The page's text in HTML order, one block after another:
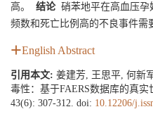
高。
结论硝苯地平在高血压孕
频数和死亡比例高的不良事件需
English Abstract
引用本文: 姜建芳, 王思平, 何新
毒性：基于FAERS数据库的真实
43(6): 307-312. doi: 10.12206/